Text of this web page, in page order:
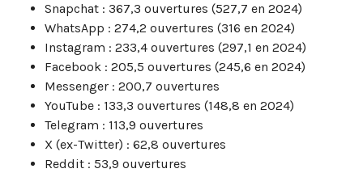
Snapchat : 367,3 ouvertures (527,7 en 2024)
WhatsApp : 274,2 ouvertures (316 en 2024)
Instagram : 233,4 ouvertures (297,1 en 2024)
Facebook : 205,5 ouvertures (245,6 en 2024)
Messenger : 200,7 ouvertures
YouTube : 133,3 ouvertures (148,8 en 2024)
Telegram : 113,9 ouvertures
X (ex-Twitter) : 62,8 ouvertures
Reddit : 53,9 ouvertures